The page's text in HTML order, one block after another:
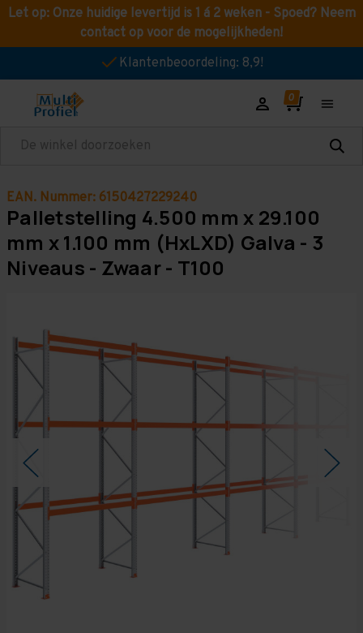
Let op: Onze huidige levertijd is 1 á 2 weken - Spoed? Neem
contact op voor de mogelijkheden!
Klantenbeoordeling: 8,9!
Zoeken
EAN. Nummer: 6150427229240
Palletstelling 4.500 mm x 29.100
mm x 1.100 mm (HxLXD) Galva - 3
Niveaus - Zwaar - T100